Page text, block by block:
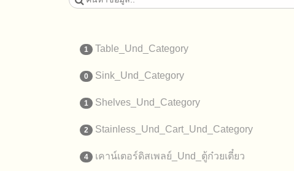
1 Table_Und_Category
0 Sink_Und_Category
1 Shelves_Und_Category
2 Stainless_Und_Cart_Und_Category
4 เคาน์เตอร์ดิสเพลย์_Und_ตู้ก๋วยเตี๋ยว